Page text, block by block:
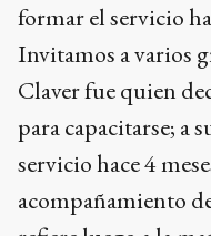
formar el servicio
Invitamos a varios
Claver fue quien
para capacitarse; a
servicio hace 4
acompañamiento